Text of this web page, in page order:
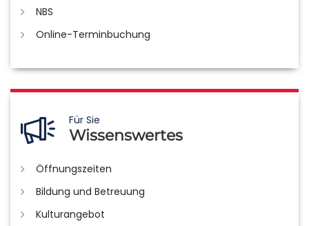
NBS
Online-Terminbuchung
Für Sie
Wissenswertes
Öffnungszeiten
Bildung und Betreuung
Kulturangebot